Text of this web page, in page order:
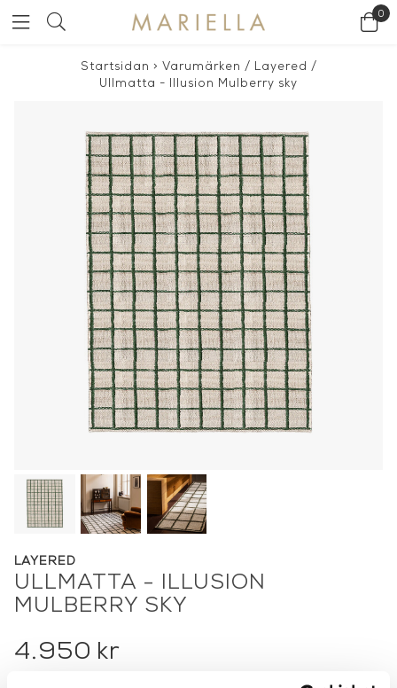
0
Startsidan > Varumärken / Layered
/
Ullmatta - Illusion Mulberry sky
LAYERED
ULLMATTA - ILLUSION
MULBERRY SKY
4.950 kr